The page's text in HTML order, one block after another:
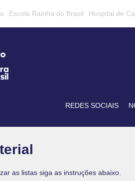
Escola Rainha do Brasil Hospital de
REDES SOCIAIS
as listas siga as instruções abaixo.